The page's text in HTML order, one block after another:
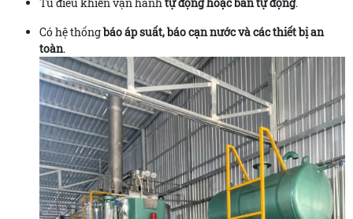
Có hệ thốngbáo áp suất, báo cạn nước và các thiết bị an
toàn.